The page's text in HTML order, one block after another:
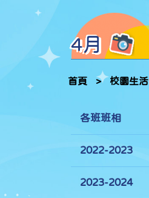
4月
首頁 > 校園生活
各班班相
2022-2023
2023-2024